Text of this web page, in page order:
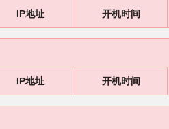
IP地址 开机时间
IP地址 开机时间